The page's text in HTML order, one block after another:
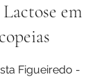
em
5 estrelas.
Figueiredo -